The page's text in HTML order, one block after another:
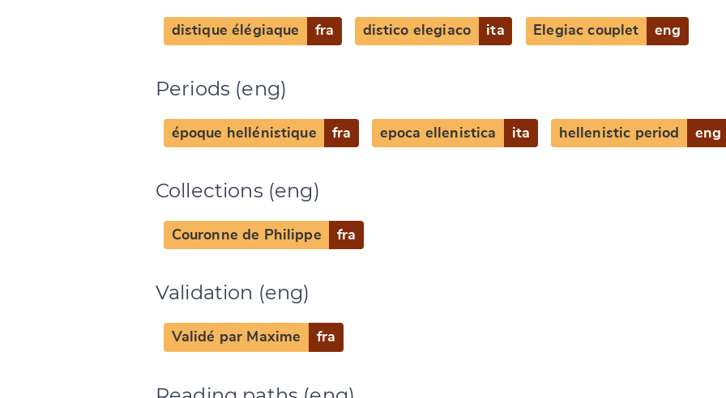
distique élégiaque fra distico elegiaco ita Elegiac couplet eng
Periods (eng)
époque hellénistique fra epoca ellenistica ita hellenistic period eng
Collections (eng)
Couronne de Philippe fra
Validation (eng)
Validé par Maxime fra
Change language
CANCEL